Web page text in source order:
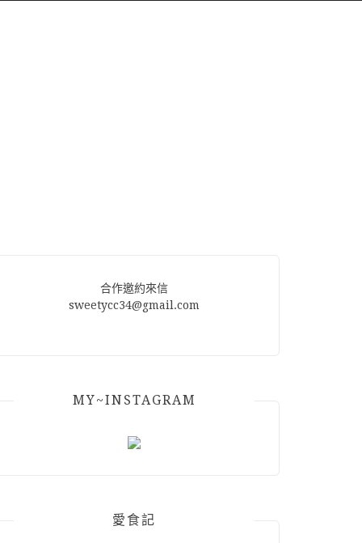
合作邀約來信
sweetycc34@gmail.com
MY~INSTAGRAM
愛食記